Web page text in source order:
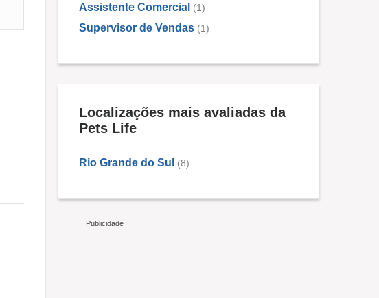
Assistente Comercial (1)
Supervisor de Vendas (1)
Localizações mais avaliadas da
Pets Life
Rio Grande do Sul (8)